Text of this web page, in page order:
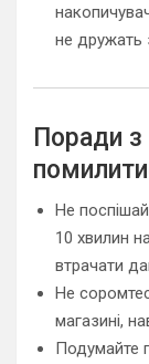
не дружать
Поради з
Не
10 хвилин
втрачати
Не
магазині,
Подумайте